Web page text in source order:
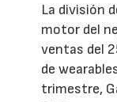
La división
motor del
ventas del
de
trimestre,